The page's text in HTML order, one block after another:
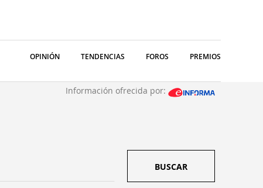
OPINIÓN TENDENCIAS FOROS PREMIOS
Información ofrecida por:
BUSCAR